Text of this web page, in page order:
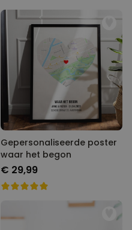
Gepersonaliseerde poster
waar het begon
€ 29,99